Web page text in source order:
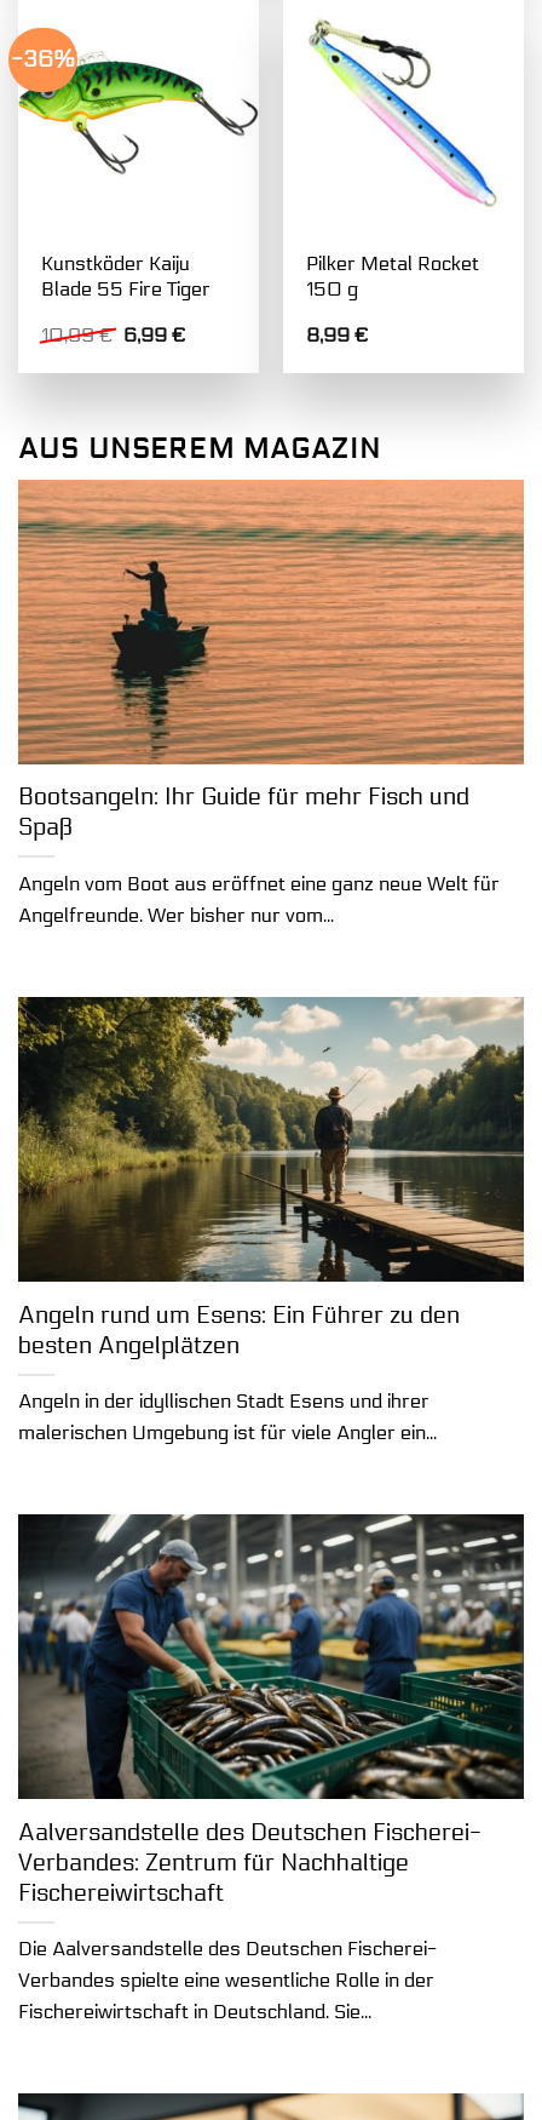
-36%
Kunstköder Kaiju
Blade 55 Fire Tiger
10,99€ Ursprünglicher
war:
6,99€Aktueller
ist:
Pilker Metal Rocket
150 g
8,99€
AUS UNSEREM MAGAZIN
Bootsangeln: Ihr Guide für mehr Fisch und
Spaß
Angeln vom Boot aus eröffnet eine ganz neue Welt für
Angelfreunde. Wer bisher nur vom...
Angeln rund um Esens: Ein Führer zu den
besten Angelplätzen
Angeln in der idyllischen Stadt Esens und ihrer
malerischen Umgebung ist für viele Angler ein...
Aalversandstelle des Deutschen Fischerei-
Verbandes: Zentrum für Nachhaltige
Fischereiwirtschaft
Die Aalversandstelle des Deutschen Fischerei-
Verbandes spielte eine wesentliche Rolle in der
Fischereiwirtschaft in Deutschland. Sie...